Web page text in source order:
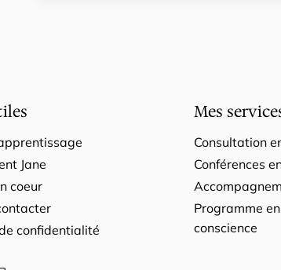
Jane
coeur
confidentialité
Mes
Consultation
Conférences
Programme
conscience